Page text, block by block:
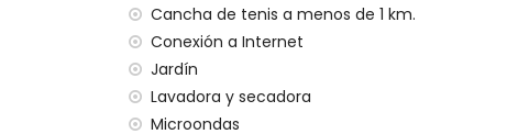
no se permiten mascotas
el alojamiento es muy adecuado para
Instalaciones y servicios incluidos en el precio
internet (WiFi)
Cancha de tenis a menos de 1 km.
Conexión a Internet
Jardín
Lavadora y secadora
Microondas